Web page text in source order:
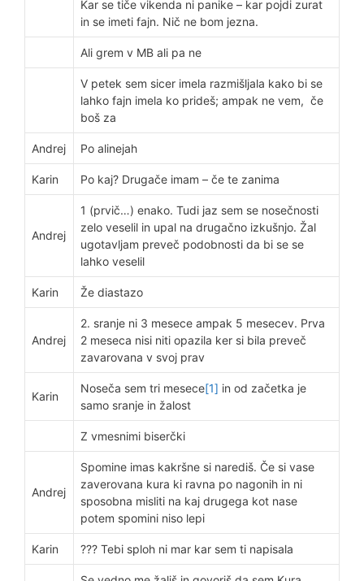
Kar se tiče vikenda ni panike – kar pojdi zurat
in se imeti fajn. Nič ne bom jezna.
Ali grem v MB ali pa ne
V petek sem sicer imela razmišljala kako bi se
lahko fajn imela ko prideš; ampak ne vem, če
boš za
Andrej Po alinejah
Karin Po kaj? Drugače imam – če te zanima
Andrej
1 (prvič…) enako. Tudi jaz sem se nosečnosti
zelo veselil in upal na drugačno izkušnjo. Žal
ugotavljam preveč podobnosti da bi se se
lahko veselil
Karin Že diastazo
Andrej
2. sranje ni 3 mesece ampak 5 mesecev. Prva
2 meseca nisi niti opazila ker si bila preveč
zavarovana v svoj prav
Karin
Noseča sem tri mesece[1] in od začetka je
samo sranje in žalost
Z vmesnimi biserčki
Andrej
Spomine imas kakršne si narediš. Če si vase
zaverovana kura ki ravna po nagonih in ni
sposobna misliti na kaj drugega kot nase
potem spomini niso lepi
Karin ??? Tebi sploh ni mar kar sem ti napisala